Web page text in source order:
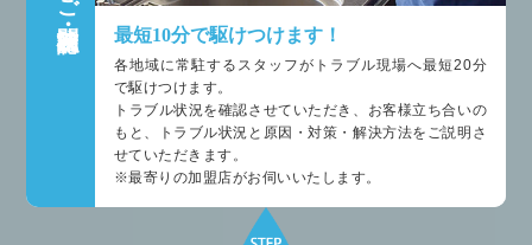
最短10分で駆けつけます！
各地域に常駐するスタッフがトラブル現場へ最短20分
で駆けつけます。
トラブル状況を確認させていただき、お客様立ち合いの
もと、トラブル状況と原因・対策・解決方法をご説明さ
せていただきます。
※最寄りの加盟店がお伺いいたします。